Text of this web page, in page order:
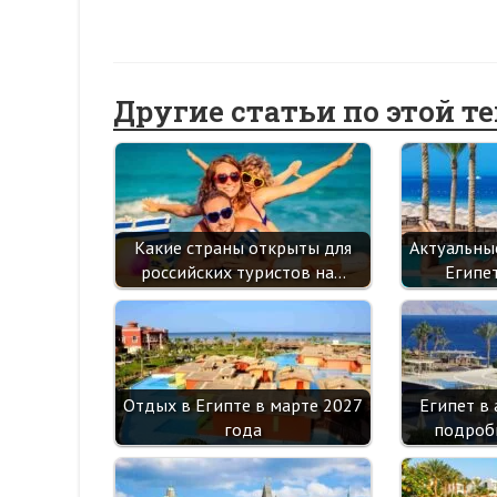
Другие статьи по этой
Какие страны открыты для
российских туристов на…
Отдых в Египте в марте 2027
года
Египет в